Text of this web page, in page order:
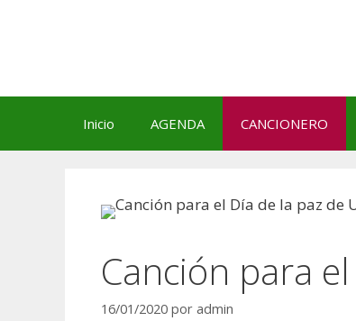
Inicio AGENDA CANCIONERO
Canción para
16/01/2020 por admin